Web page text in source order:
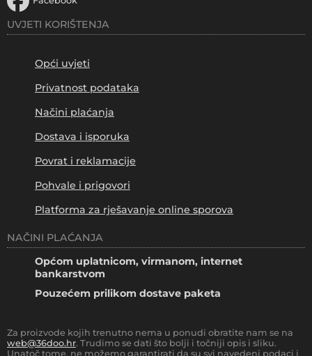
UVJETI KORIŠTENJA
Opći uvjeti
Privatnost podataka
Načini plaćanja
Dostava i isporuka
Povrat i reklamacije
Pohvale i prigovori
Platforma za rješavanje online sporova
NAČINI PLAĆANJA
Općom uplatnicom, virmanom, internet
bankarstvom
Pouzećem prilikom dostave paketa
Za proizvode kojih trenutno nema u ponudi obratite nam se na
web@36doo.hr. Trudimo se dati što bolji i točniji opis i sliku.
Unatoč tome, ne možemo garantirati da su svi navedeni podaci i